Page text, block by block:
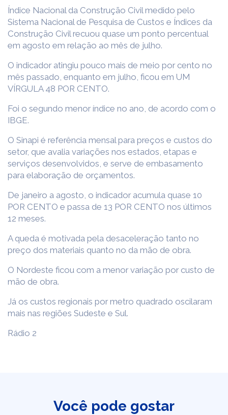
Índice Nacional da Construção Civil medido pelo
Sistema Nacional de Pesquisa de Custos e Índices da
Construção Civil recuou quase um ponto percentual
em agosto em relação ao mês de julho.
O indicador atingiu pouco mais de meio por cento no
mês passado, enquanto em julho, ficou em UM
VÍRGULA 48 POR CENTO.
Foi o segundo menor índice no ano, de acordo com o
IBGE.
O Sinapi é referência mensal para preços e custos do
setor, que avalia variações nos estados, etapas e
serviços desenvolvidos, e serve de embasamento
para elaboração de orçamentos.
De janeiro a agosto, o indicador acumula quase 10
POR CENTO e passa de 13 POR CENTO nos últimos
12 meses.
A queda é motivada pela desaceleração tanto no
preço dos materiais quanto no da mão de obra.
O Nordeste ficou com a menor variação por custo de
mão de obra.
Já os custos regionais por metro quadrado oscilaram
mais nas regiões Sudeste e Sul.
Rádio 2
Você pode gostar